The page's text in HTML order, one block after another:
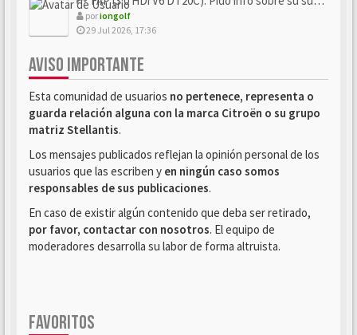
poriongolf
29 Jul 2026, 17:36
AVISO IMPORTANTE
Esta comunidad de usuarios no pertenece, representa o
guarda relación alguna con la marca Citroën o su grupo
matriz Stellantis.
Los mensajes publicados reflejan la opinión personal de los
usuarios que las escriben y en ningún caso somos
responsables de sus publicaciones.
En caso de existir algún contenido que deba ser retirado,
por favor, contactar con nosotros. El equipo de
moderadores desarrolla su labor de forma altruista.
FAVORITOS